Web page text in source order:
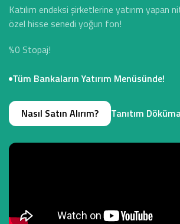
Katılım endeksi şirketlerine yatırım yapan
özel hisse senedi yoğun fon!
%0 Stopaj!
Tüm Bankaların Yatırım Menüsünde!
Nasıl Satın Alırım? Tanıtım